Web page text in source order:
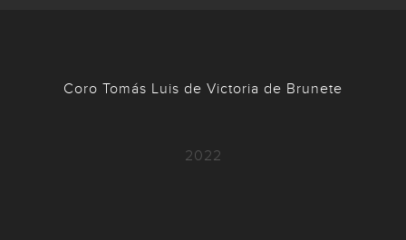
Coro Tomás Luis de Victoria de Brunete
2022